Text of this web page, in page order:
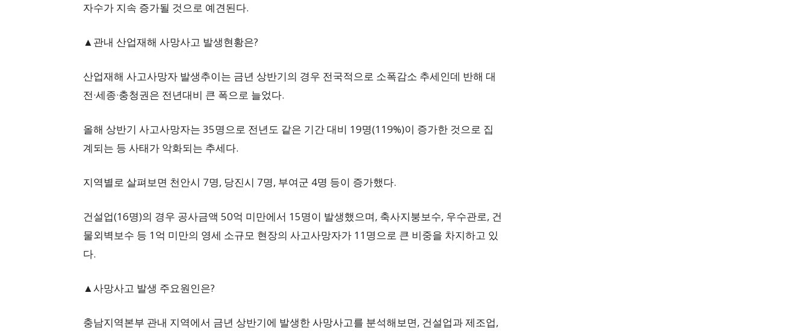
자수가 지속 증가될 것으로 예견된다.
▲관내 산업재해 사망사고 발생현황은?
산업재해 사고사망자 발생추이는 금년 상반기의 경우 전국적으로 소폭감소 추세인데 반해 대
전·세종·충청권은 전년대비 큰 폭으로 늘었다.
올해 상반기 사고사망자는 35명으로 전년도 같은 기간 대비 19명(119%)이 증가한 것으로 집
계되는 등 사태가 악화되는 추세다.
지역별로 살펴보면 천안시 7명, 당진시 7명, 부여군 4명 등이 증가했다.
건설업(16명)의 경우 공사금액 50억 미만에서 15명이 발생했으며, 축사지붕보수, 우수관로, 건
물외벽보수 등 1억 미만의 영세 소규모 현장의 사고사망자가 11명으로 큰 비중을 차지하고 있
다.
▲사망사고 발생 주요원인은?
충남지역본부 관내 지역에서 금년 상반기에 발생한 사망사고를 분석해보면, 건설업과 제조업,